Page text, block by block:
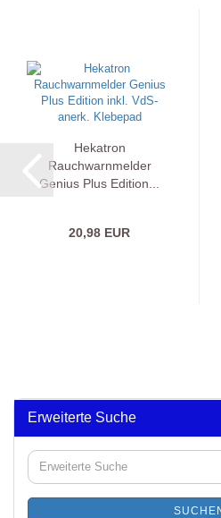
Hekatron
Rauchwarnmelder
Genius Plus Edition...
20,98 EUR
Erweiterte Suche
Erweiterte
Suche